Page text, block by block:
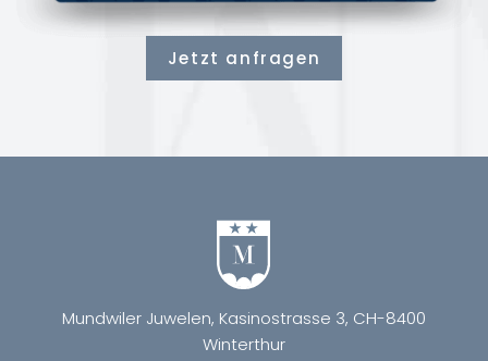
Jetzt anfragen
Mundwiler Juwelen, Kasinostrasse 3, CH-8400
Winterthur